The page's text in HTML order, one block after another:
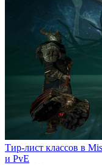
Тир-лист классов в
и PvE